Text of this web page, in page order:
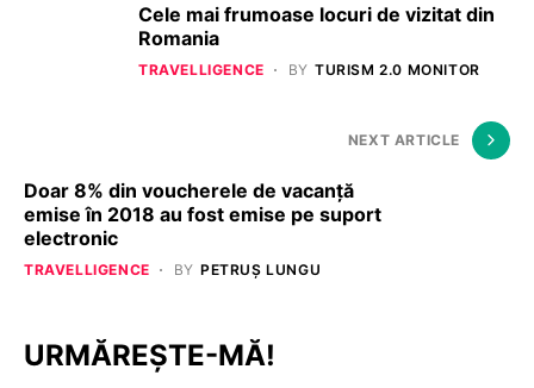
Cele mai frumoase locuri de vizitat din
Romania
TRAVELLIGENCE BY TURISM 2.0 MONITOR
NEXT ARTICLE
Doar 8% din voucherele de vacanță
emise în 2018 au fost emise pe suport
electronic
TRAVELLIGENCE BY PETRUȘ LUNGU
URMĂREȘTE-MĂ!